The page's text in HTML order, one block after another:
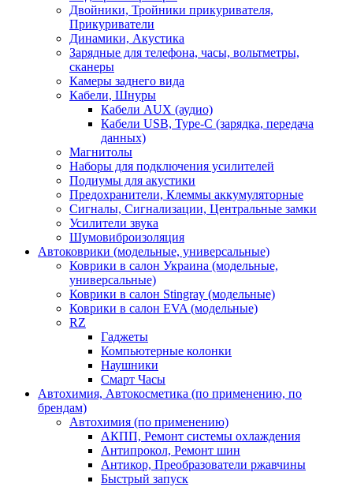
Двойники, Тройники прикуривателя,
Прикуриватели
Динамики, Акустика
Зарядные для телефона, часы, вольтметры,
сканеры
Камеры заднего вида
Кабели, Шнуры
Кабели AUX (аудио)
Кабели USB, Type-C (зарядка, передача
данных)
Магнитолы
Наборы для подключения усилителей
Подиумы для акустики
Предохранители, Клеммы аккумуляторные
Сигналы, Сигнализации, Центральные замки
Усилители звука
Шумовиброизоляция
Автоковрики (модельные, универсальные)
Коврики в салон Украина (модельные,
универсальные)
Коврики в салон Stingray (модельные)
Коврики в салон EVA (модельные)
RZ
Гаджеты
Компьютерные колонки
Наушники
Смарт Часы
Автохимия, Автокосметика (по применению, по
брендам)
Автохимия (по применению)
АКПП, Ремонт системы охлаждения
Антипрокол, Ремонт шин
Антикор, Преобразователи ржавчины
Быстрый запуск